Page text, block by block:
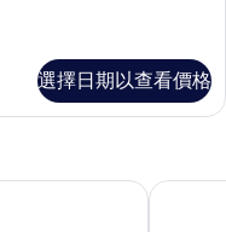
選擇日期以查看價格
北雪梨